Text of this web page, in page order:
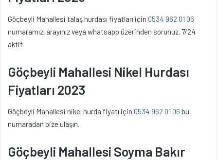
Göçbeyli Mahallesi talaş hurdası fiyatları için 0534 962 01 06
numaramızı arayınız veya whatsapp üzerinden sorunuz. 7/24
aktif.
Göçbeyli Mahallesi Nikel Hurdası
Fiyatları 2023
Göçbeyli Mahallesi nikel hurda fiyatı için 0534 962 01 06 bu
numaradan bize ulaşın.
Göçbeyli Mahallesi Soyma Bakır